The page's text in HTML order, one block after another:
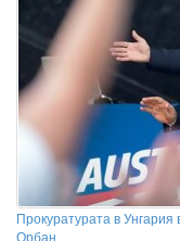
Прокуратурата в
Орбан